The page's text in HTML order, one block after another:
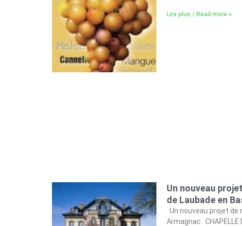
Lire plus / Read more »
Un nouveau
de Laubade en
Un nouveau projet de
Armagnac CHAPELLE